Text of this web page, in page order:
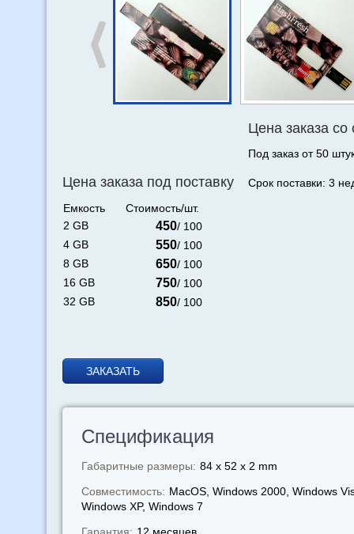
Цена заказа под поставку
Емкость
Стоимость/шт.
2 GB
450/ 100
4 GB
550/ 100
8 GB
650/ 100
16 GB
750/ 100
32 GB
850/ 100
Цена заказа со
Под заказ от 50
Срок поставки: 3
ЗАКАЗАТЬ
Спецификация
Габаритные размеры: 84 x 52 x 2 mm
Совместимость: MacOS, Windows 2000, Windows
Windows XP, Windows 7